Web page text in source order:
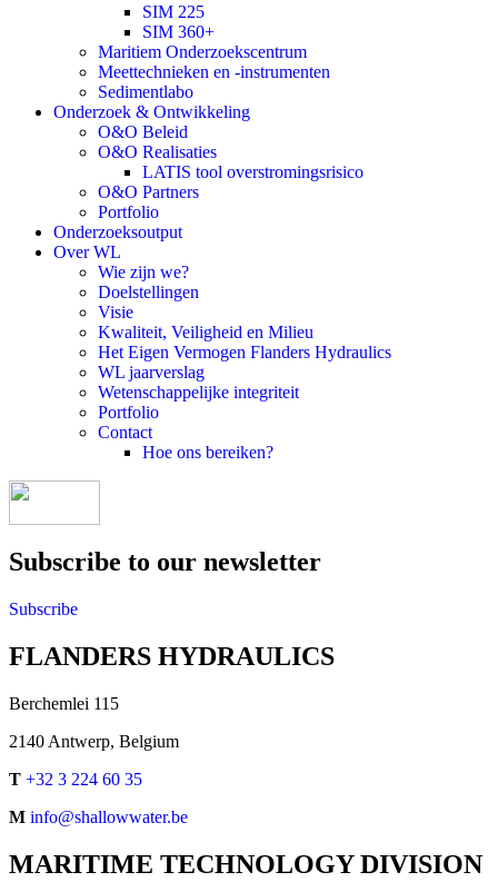
SIM 225
SIM 360+
Maritiem Onderzoekscentrum
Meettechnieken en -instrumenten
Sedimentlabo
Onderzoek & Ontwikkeling
O&O Beleid
O&O Realisaties
LATIS tool overstromingsrisico
O&O Partners
Portfolio
Onderzoeksoutput
Over WL
Wie zijn we?
Doelstellingen
Visie
Kwaliteit, Veiligheid en Milieu
Het Eigen Vermogen Flanders Hydraulics
WL jaarverslag
Wetenschappelijke integriteit
Portfolio
Contact
Hoe ons bereiken?
Subscribe to our newsletter
Subscribe
FLANDERS HYDRAULICS
Berchemlei 115
2140 Antwerp, Belgium
T +32 3 224 60 35
M info@shallowwater.be
MARITIME TECHNOLOGY DIVISION